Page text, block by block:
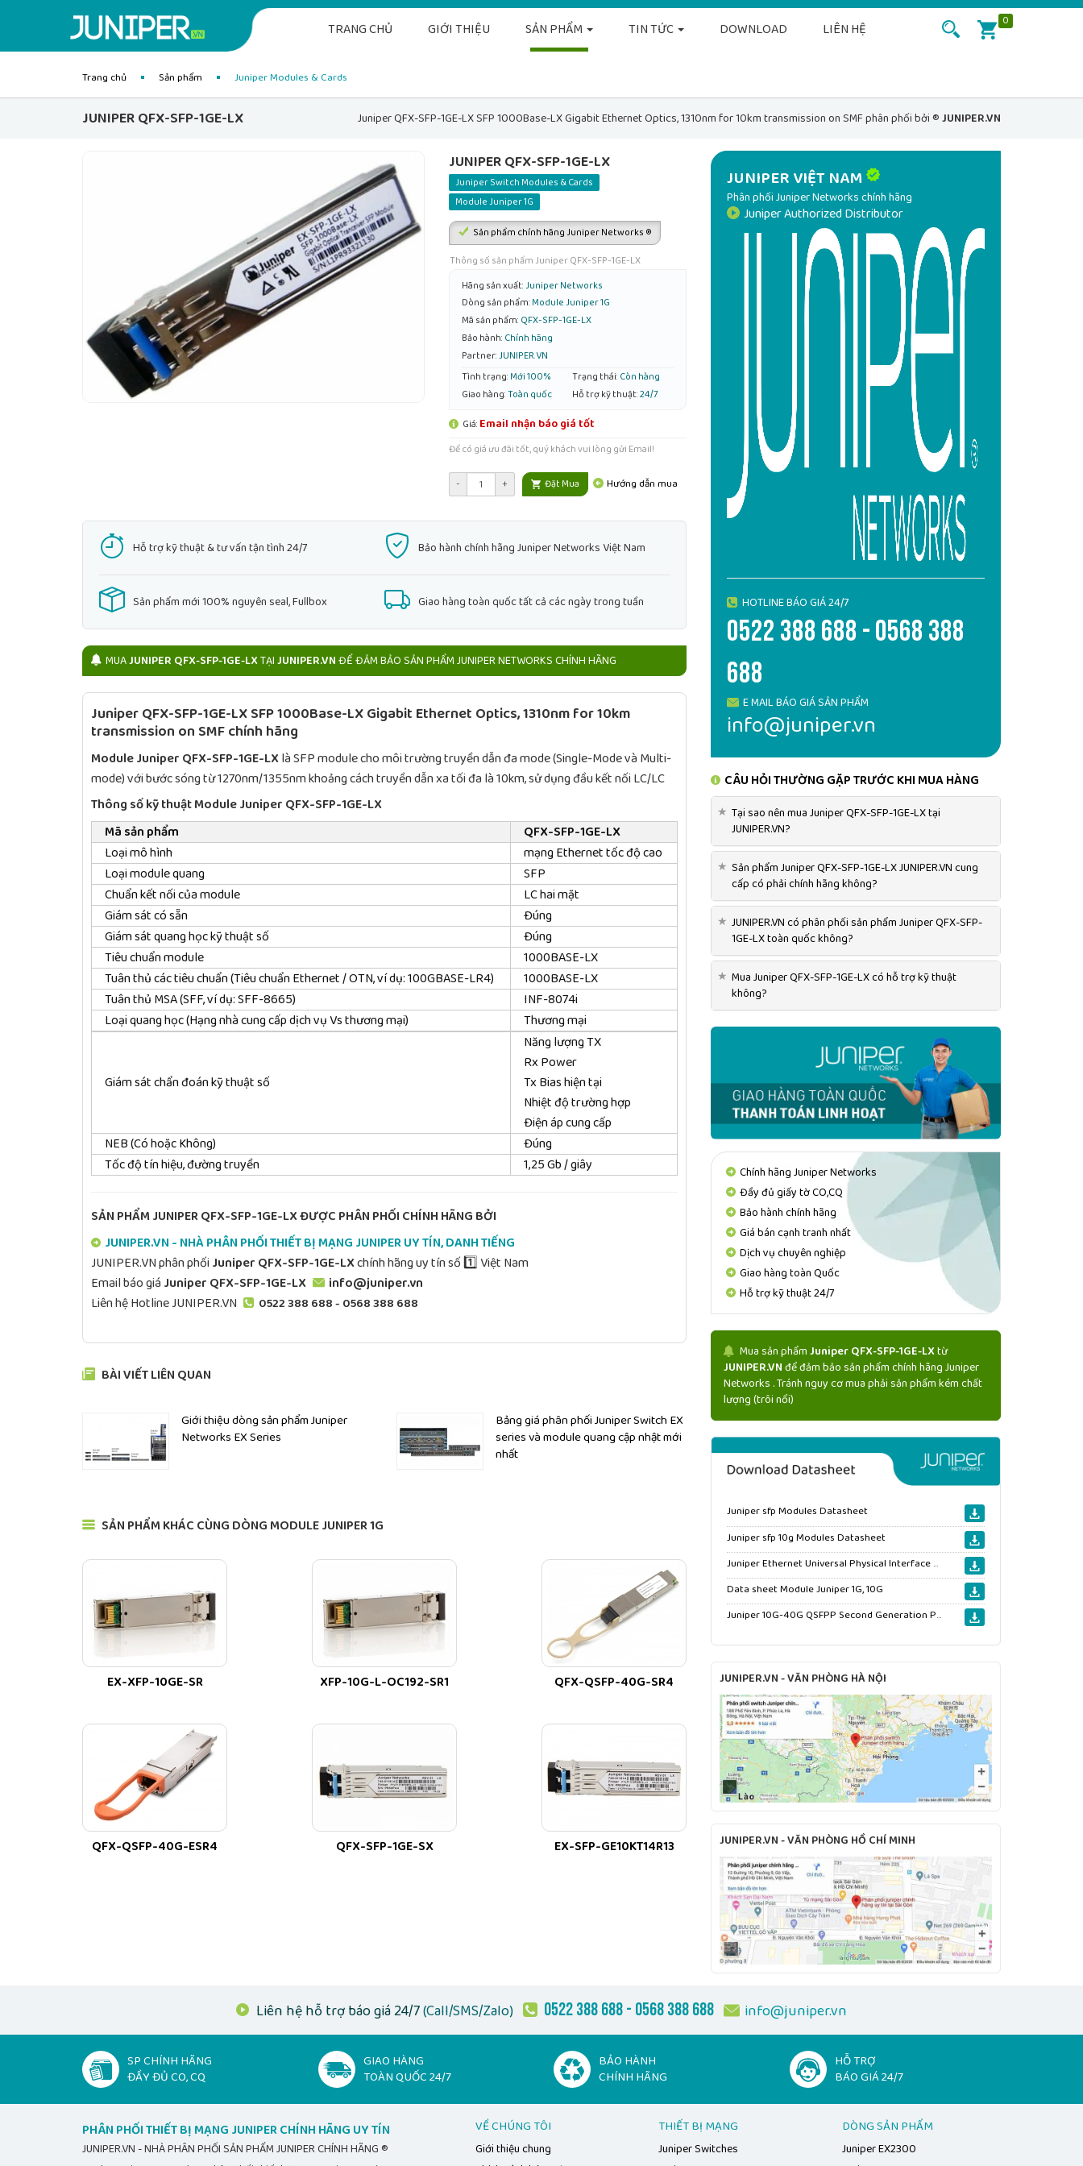
TRANG CHỦ GIỚI THIỆU SẢN PHẨM TIN TỨC DOWNLOAD LIÊN HỆ 0
Trang chủ Sản phẩm Juniper Modules & Cards
JUNIPER QFX-SFP-1GE-LX Juniper QFX-SFP-1GE-LX SFP 1000Base-LX Gigabit Ethernet Optics, 1310nm for 10km transmission on SMF phân phối bởi ®JUNIPER.VN
JUNIPER QFX-SFP-1GE-LX
Juniper Switch Modules & Cards
Module Juniper 1G
Sản phẩm chính hãng Juniper Networks ®
Thông số sản phẩm Juniper QFX-SFP-1GE-LX
Hãng sản xuất:Juniper Networks
Dòng sản phẩm: Module Juniper 1G
Mã sản phẩm: QFX-SFP-1GE-LX
Bảo hành: Chính hãng
Partner:JUNIPER.VN
Tình trạng: Mới 100% Trạng thái: Còn hàng
Giao hàng:Toàn quốc Hỗ trợ kỹ thuật:24/7
Giá: Email nhận báo giá tốt
Để có giá ưu đãi tốt, quý khách vui lòng gửi Email!
- + Đặt Mua Hướng dẫn mua
Hỗ trợ kỹ thuật & tư vấn tận tình 24/7 Bảo hành chính hãng Juniper Networks Việt Nam
Sản phẩm mới 100% nguyên seal, Fullbox Giao hàng toàn quốc tất cả các ngày trong tuần
MUAJUNIPER QFX-SFP-1GE-LXTẠIJUNIPER.VNĐỂ ĐẢM BẢO SẢN PHẨM JUNIPER NETWORKS CHÍNH HÃNG
Juniper QFX-SFP-1GE-LX SFP 1000Base-LX Gigabit Ethernet Optics, 1310nm for 10km
transmission on SMF chính hãng
Module Juniper QFX-SFP-1GE-LXlà SFP module cho môi trường truyền dẫn đa mode (Single-Mode và Multi-
mode) với bước sóng từ 1270nm/1355nm khoảng cách truyền dẫn xa tối đa là 10km, sử dụng đầu kết nối LC/LC
Thông số kỹ thuật Module Juniper QFX-SFP-1GE-LX
Mã sản phẩm
QFX-SFP-1GE-LX
Loại mô hình
mạng Ethernet tốc độ cao
Loại module quang
SFP
Chuẩn kết nối của module
LC hai mặt
Giám sát có sẵn
Đúng
Giám sát quang học kỹ thuật số
Đúng
Tiêu chuẩn module
1000BASE-LX
Tuân thủ các tiêu chuẩn (Tiêu chuẩn Ethernet / OTN, ví dụ: 100GBASE-LR4)
1000BASE-LX
Tuân thủ MSA (SFF, ví dụ: SFF-8665)
INF-8074i
Loại quang học (Hạng nhà cung cấp dịch vụ Vs thương mại)
Thương mại
Giám sát chẩn đoán kỹ thuật số
Năng lượng TX
Rx Power
Tx Bias hiện tại
Nhiệt độ trường hợp
Điện áp cung cấp
NEB (Có hoặc Không)
Đúng
Tốc độ tín hiệu, đường truyền
1,25 Gb / giây
SẢN PHẨMJUNIPER QFX-SFP-1GE-LXĐƯỢC PHÂN PHỐI CHÍNH HÃNG BỞI
JUNIPER.VN - NHÀ PHÂN PHỐI THIẾT BỊ MẠNG JUNIPER UY TÍN, DANH TIẾNG
JUNIPER.VN phân phối Juniper QFX-SFP-1GE-LXchính hãng uy tín số 1️⃣ Việt Nam
Email báo giá Juniper QFX-SFP-1GE-LX
info@juniper.vn
Liên hệ Hotline JUNIPER.VN
0522 388 688 - 0568 388 688
BÀI VIẾT LIÊN QUAN
Giới thiệu dòng sản phẩm Juniper
Networks EX Series
Bảng giá phân phối Juniper Switch EX
series và module quang cập nhật mới
nhất
SẢN PHẨM KHÁC CÙNG DÒNG MODULE JUNIPER 1G
EX-XFP-10GE-SR XFP-10G-L-OC192-SR1 QFX-QSFP-40G-SR4
QFX-QSFP-40G-ESR4 QFX-SFP-1GE-SX EX-SFP-GE10KT14R13
JUNIPER VIỆT NAM
Phân phối Juniper Networks chính hãng
Juniper Authorized Distributor
HOTLINE BÁO GIÁ 24/7
0522 388 688 - 0568 388
688
E MAIL BÁO GIÁ SẢN PHẨM
info@juniper.vn
CÂU HỎI THƯỜNG GẶP TRƯỚC KHI MUA HÀNG
★ Tại sao nên mua Juniper QFX-SFP-1GE-LX tại
JUNIPER.VN?
★ Sản phẩm Juniper QFX-SFP-1GE-LX JUNIPER.VN cung
cấp có phải chính hãng không?
★ JUNIPER.VN có phân phối sản phẩm Juniper QFX-SFP-
1GE-LX toàn quốc không?
★ Mua Juniper QFX-SFP-1GE-LX có hỗ trợ kỹ thuật
không?
Chính hãng Juniper Networks
Đầy đủ giấy tờ CO,CQ
Bảo hành chính hãng
Giá bán cạnh tranh nhất
Dịch vụ chuyên nghiệp
Giao hàng toàn Quốc
Hỗ trợ kỹ thuật 24/7
Mua sản phẩmJuniper QFX-SFP-1GE-LXtừ
JUNIPER.VNđể đảm bảo sản phẩm chính hãng Juniper
Networks . Tránh nguy cơ mua phải sản phẩm kém chất
lượng (trôi nổi)
Juniper sfp Modules Datasheet
Juniper sfp 10g Modules Datasheet
Juniper Ethernet Universal Physical Interface Modules datasheet
Data sheet Module Juniper 1G, 10G
Juniper 10G-40G QSFPP Second Generation PTX Series datasheet
JUNIPER.VN - VĂN PHÒNG HÀ NỘI
JUNIPER.VN - VĂN PHÒNG HỒ CHÍ MINH
Liên hệ hỗ trợ báo giá 24/7(Call/SMS/Zalo) 0522 388 688 - 0568 388 688 info@juniper.vn
SP CHÍNH HÃNG
ĐẦY ĐỦ CO, CQ
GIAO HÀNG
TOÀN QUỐC 24/7
BẢO HÀNH
CHÍNH HÃNG
HỖ TRỢ
BÁO GIÁ 24/7
PHÂN PHỐI THIẾT BỊ MẠNG JUNIPER CHÍNH HÃNG UY TÍN
JUNIPER.VN - NHÀ PHÂN PHỐI SẢN PHẨM JUNIPER CHÍNH HÃNG ®
VỀ CHÚNG TÔI
Giới thiệu chung
THIẾT BỊ MẠNG
Juniper Switches
DÒNG SẢN PHẨM
Juniper EX2300